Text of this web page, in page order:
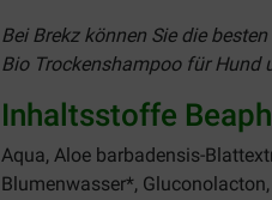
Bei Brekz können Sie die
Bio Trockenshampoo für Hund
Inhaltsstoffe
Aqua, Aloe barbadensis-
Blumenwasser*,